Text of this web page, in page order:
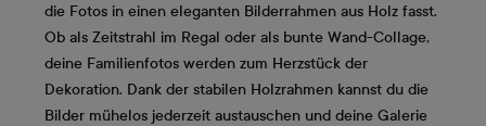
die Fotos in einen eleganten Bilderrahmen aus Holz fasst.
Ob als Zeitstrahl im Regal oder als bunte Wand-Collage,
deine Familienfotos werden zum Herzstück der
Dekoration. Dank der stabilen Holzrahmen kannst du die
Bilder mühelos jederzeit austauschen und deine Galerie